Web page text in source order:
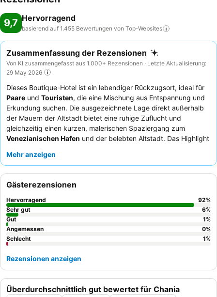
9,7 Hervorragend
basierend auf 1.455 Bewertungen von Top-Websites
Zusammenfassung der Rezensionen
Von KI zusammengefasst aus 1.000+ Rezensionen · Letzte Aktualisierung:
29 May 2026
Dieses Boutique-Hotel ist ein lebendiger Rückzugsort, ideal für
Paare und Touristen, die eine Mischung aus Entspannung und
Erkundung suchen. Die ausgezeichnete Lage direkt außerhalb
der Mauern der Altstadt bietet eine ruhige Zuflucht und
gleichzeitig einen kurzen, malerischen Spaziergang zum
Venezianischen Hafen und der belebten Altstadt. Das Highlight
Bar, der einen atemberaubenden 360-Grad-Blick bietet. Die
aufmerksame Personal, wobei das
Qualität, Vielfalt und lokalen Produkte hoch gelobt wird. Für ein
noch besseres Erlebnis empfiehlt es sich, ein Zimmer mit
privatem beheiztem Pool
für ganzjährigen Genuss zu buchen.
Mehr anzeigen
Überdurchschnittlich gut bewertet für Chania
Gästerezensionen
Hervorragend 92%
Sehr gut
6%
Gut
1%
Angemessen
0%
Schlecht
1%
Rezensionen anzeigen